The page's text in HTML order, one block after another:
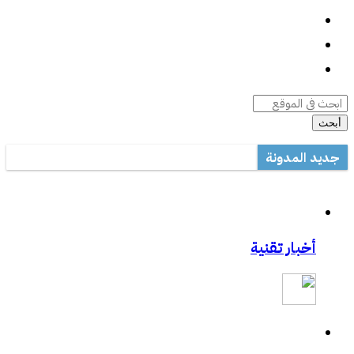
أبحث
جديد المدونة
مشاركتي بصحيفة مكة:المواجهة السابقة تردع هجمات الفدية
مشاركتي الثانية بعكاظ:وسائل التواصل الاجتماعي.. منصة لممارسة
مشاركتي بعكاظ :ضوابط لحماية التعاملات الإلكترونية من السرقة
أخبار تقنية